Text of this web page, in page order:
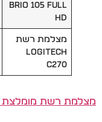
Brio 105 Full
HD
מצלמת רשת
Logitech
C270
מצלמת רשת מומלצת 2026 – איך לבחור נכון.